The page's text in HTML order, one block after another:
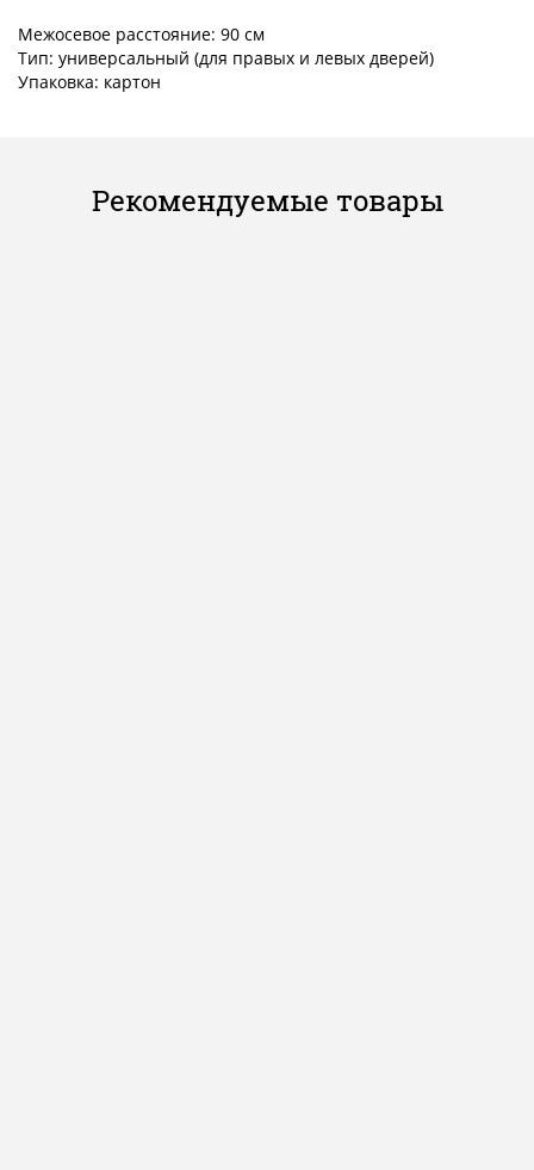
Межосевое расстояние: 90 см
Тип: универсальный (для правых и левых дверей)
Упаковка: картон
Рекомендуемые товары